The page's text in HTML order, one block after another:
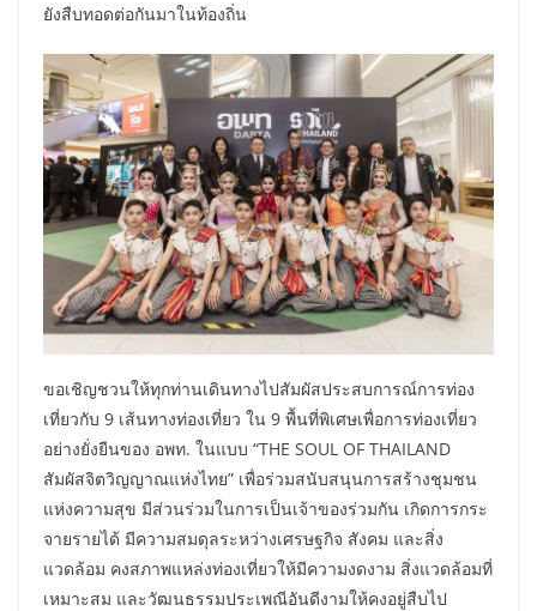
ยังสืบทอดต่อกันมาในท้องถิ่น
ขอเชิญชวนให้ทุกท่านเดินทางไปสัมผัสประสบการณ์การท่อง
เที่ยวกับ 9 เส้นทางท่องเที่ยว ใน 9 พื้นที่พิเศษเพื่อการท่องเที่ยว
อย่างยั่งยืนของ อพท. ในแบบ “THE SOUL OF THAILAND
สัมผัสจิตวิญญาณแห่งไทย” เพื่อร่วมสนับสนุนการสร้างชุมชน
แห่งความสุข มีส่วนร่วมในการเป็นเจ้าของร่วมกัน เกิดการกระ
จายรายได้ มีความสมดุลระหว่างเศรษฐกิจ สังคม และสิ่ง
แวดล้อม คงสภาพแหล่งท่องเที่ยวให้มีความงดงาม สิ่งแวดล้อมที่
เหมาะสม และวัฒนธรรมประเพณีอันดีงามให้คงอยู่สืบไป